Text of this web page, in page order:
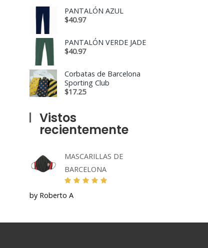
PANTALÓN AZUL
$40.97
PANTALÓN VERDE JADE
$40.97
Corbatas de Barcelona
Sporting Club
$17.25
Vistos
recientemente
MASCARILLAS DE
BARCELONA
by Roberto A